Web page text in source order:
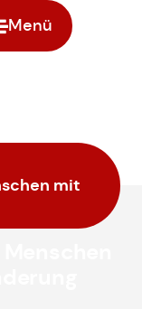
Menü
mit